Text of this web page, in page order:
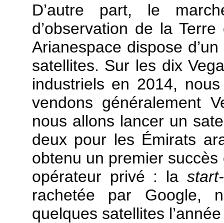
D’autre part, le
d’observation de la
Arianespace dispose
satellites. Sur les dix
industriels en 2014,
vendons généralement
nous allons lancer un
deux pour les Émirats
obtenu un premier succès
opérateur privé : la
rachetée par Google,
quelques satellites